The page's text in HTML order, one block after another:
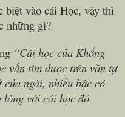
vào cái Học, vậy thì
những gì?
“Cái học của Khổng
vấn tìm được trên văn tự
ngài, nhiều bậc có
lòng với cái học đó.